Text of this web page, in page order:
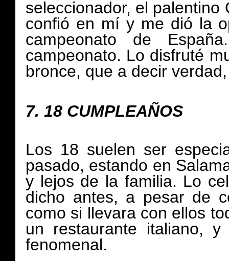
seleccionador, el
confió en mí y me dió la
campeonato de
campeonato. Lo disfruté
bronce, que a decir
7. 18 CUMPLEAÑOS
Los 18 suelen ser
pasado, estando en
y lejos de la familia. Lo
dicho antes, a pesar de
como si llevara con ellos
un restaurante italiano,
fenomenal.